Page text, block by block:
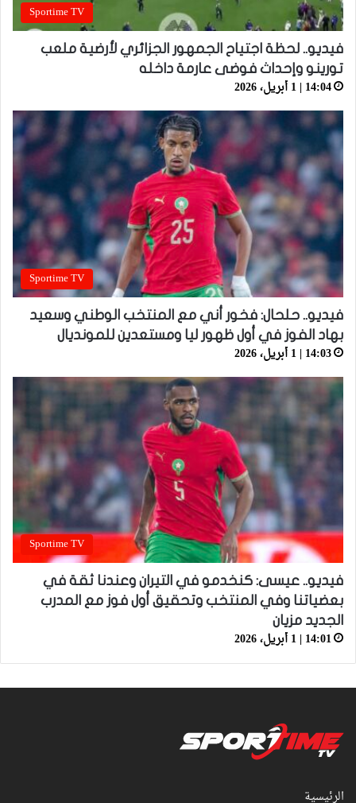
Sportime TV
فيديو.. لحظة اجتياح الجمهور الجزائري لأرضية ملعب
تورينو وإحداث فوضى عارمة داخله
14:04 | 1 أبريل، 2026
Sportime TV
فيديو.. حلحال: فخور أني مع المنتخب الوطني وسعيد
بهاد الفوز في أول ظهور ليا ومستعدين للمونديال
14:03 | 1 أبريل، 2026
Sportime TV
فيديو.. عيسى: كنخدمو في التيران وعندنا ثقة في
بعضياتنا وفي المنتخب وتحقيق أول فوز مع المدرب
الجديد مزيان
14:01 | 1 أبريل، 2026
الرئيسية